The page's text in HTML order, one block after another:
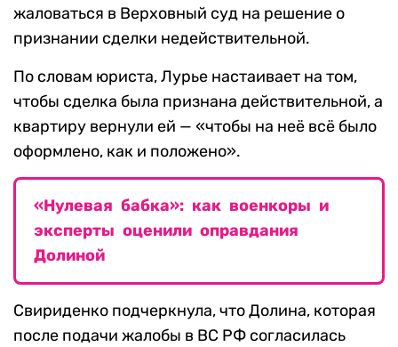
жаловаться в Верховный суд на решение о
признании сделки недействительной.
По словам юриста, Лурье настаивает на том,
чтобы сделка была признана действительной, а
квартиру вернули ей — «чтобы на неё всё было
оформлено, как и положено».
«Нулевая бабка»: как военкоры и
эксперты оценили оправдания
Долиной
Свириденко подчеркнула, что Долина, которая
после подачи жалобы в ВС РФ согласилась